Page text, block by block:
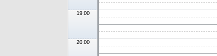
19:00
20:00